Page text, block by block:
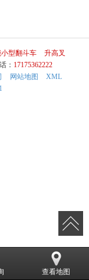
型翻斗车
升高叉
： 17175362222
网站地图
XML
查看地图